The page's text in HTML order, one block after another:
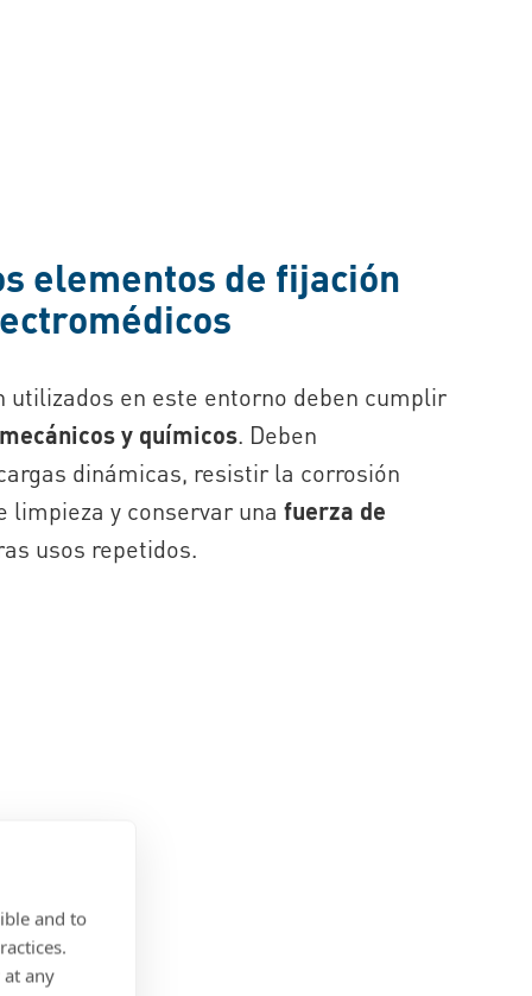
and to
any
elementos de fijación
utilizados en este entorno deben cumplir
y químicos. Deben
dinámicas, resistir la corrosión
limpieza y conservar una fuerza de
usos repetidos.